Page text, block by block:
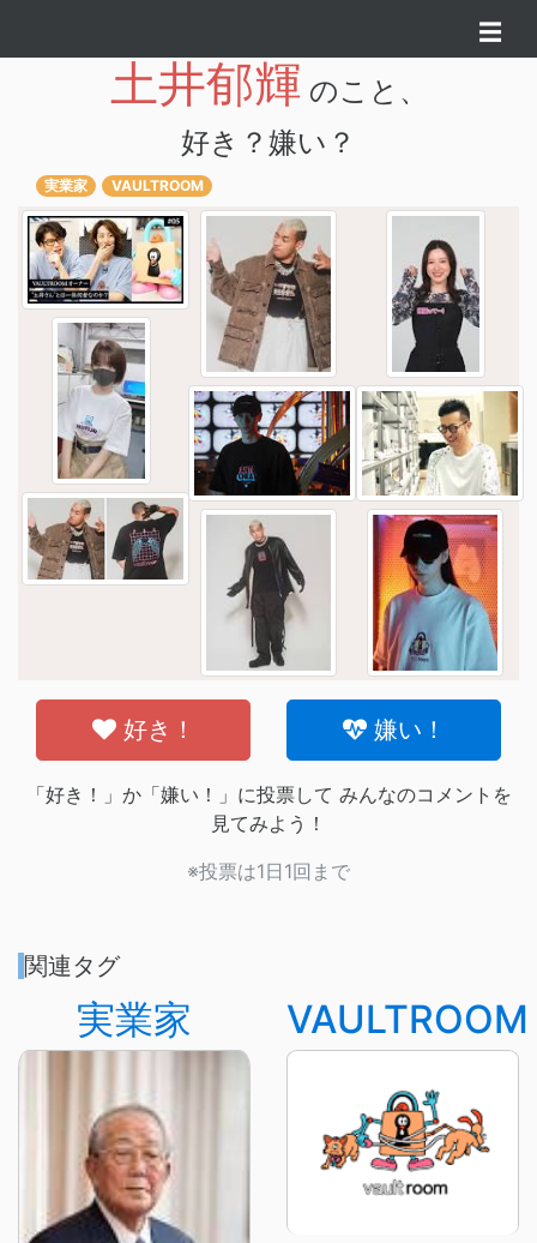
☰
土井郁輝 のこと、
好き？嫌い？
実業家 VAULTROOM
好き！ 嫌い！
「好き！」か「嫌い！」に投票して みんなのコメントを
見てみよう！
※投票は1日1回まで
関連タグ
実業家 VAULTROOM